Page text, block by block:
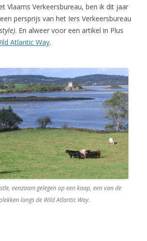
Vlaams Verkeersbureau, ben ik dit jaar
persprijs van het Iers Verkeersbureau
. En alweer voor een artikel in Plus
Atlantic Way.
eenzaam gelegen op een kaap, een van de
langs de Wild Atlantic Way.